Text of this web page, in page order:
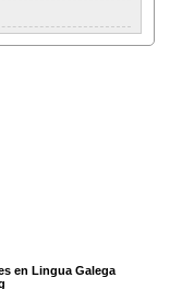
en Lingua Galega